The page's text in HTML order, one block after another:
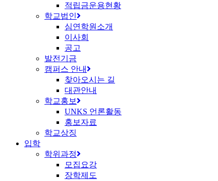
적립금운용현황
학교법인
심연학원소개
이사회
공고
발전기금
캠퍼스 안내
찾아오시는 길
대관안내
학교홍보
UNKS 언론활동
홍보자료
학교상징
입학
학위과정
모집요강
장학제도